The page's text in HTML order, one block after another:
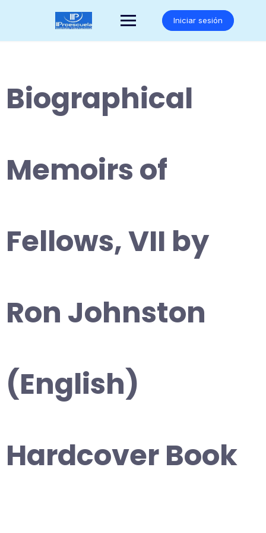
Iniciar sesión
Biographical
Memoirs of
Fellows, VII by
Ron Johnston
(English)
Hardcover Book